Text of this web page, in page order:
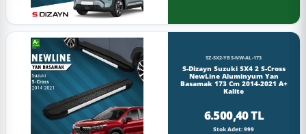
SZ-SX2-YBS-NW-AL-173
S-Dizayn Suzuki SX4 2 S-Cross
NewLine Aluminyum Yan
Basamak 173 Cm 2014-2021 A+
Kalite
6.500,40 TL
Stok Adet: 999